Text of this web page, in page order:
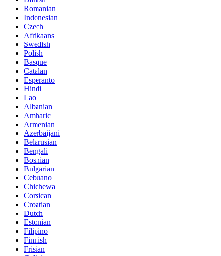
Romanian
Indonesian
Czech
Afrikaans
Swedish
Polish
Basque
Catalan
Esperanto
Hindi
Lao
Albanian
Amharic
Armenian
Azerbaijani
Belarusian
Bengali
Bosnian
Bulgarian
Cebuano
Chichewa
Corsican
Croatian
Dutch
Estonian
Filipino
Finnish
Frisian